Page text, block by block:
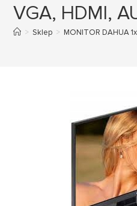
VGA, HDMI,
> Sklep > MONITOR DAHUA